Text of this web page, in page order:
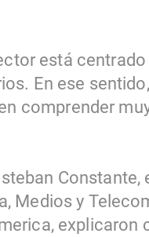
está
En ese
comprender
Medios y